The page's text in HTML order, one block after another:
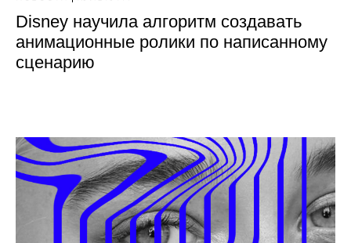
Disney научила алгоритм создавать
анимационные ролики по написанному
сценарию